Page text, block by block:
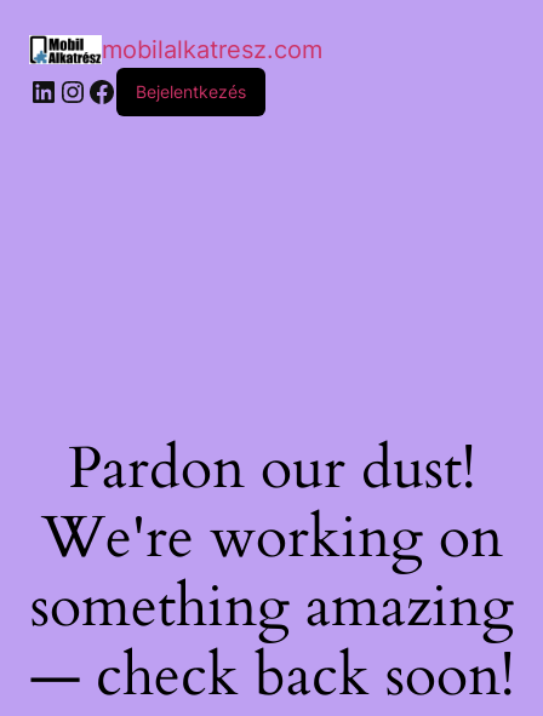
mobilalkatresz.com
Bejelentkezés
Pardon our dust!
We're working on
something amazing
— check back soon!